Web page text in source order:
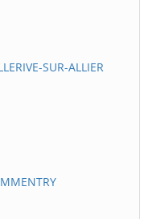
SUR-ALLIER